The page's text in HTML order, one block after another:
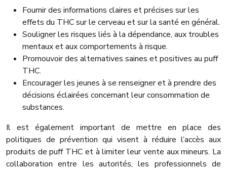
Fournir des informations claires et précises sur les
effets du THC sur le cerveau et sur la santé en général.
Souligner les risques liés à la dépendance, aux troubles
mentaux et aux comportements à risque.
Promouvoir des alternatives saines et positives au puff
THC.
Encourager les jeunes à se renseigner et à prendre des
décisions éclairées concernant leur consommation de
substances.
Il est également important de mettre en place des
politiques de prévention qui visent à réduire l’accès aux
produits de puff THC et à limiter leur vente aux mineurs. La
collaboration entre les autorités, les professionnels de